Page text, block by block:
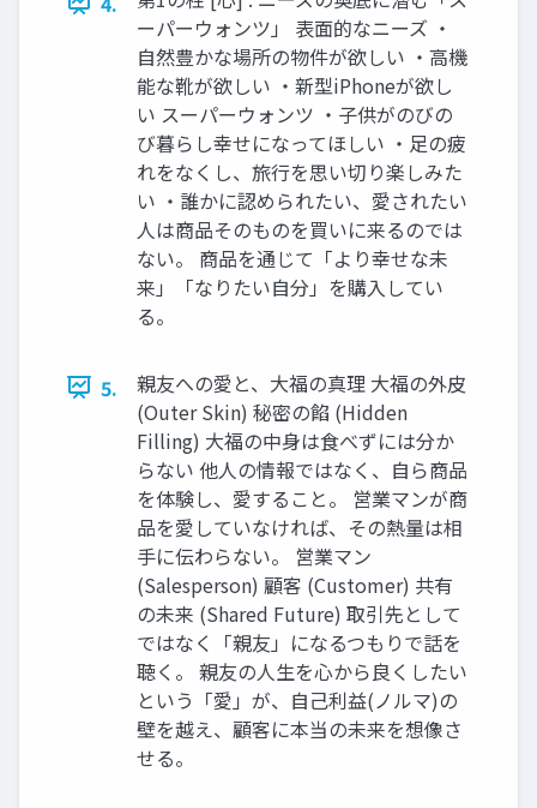
ーパーウォンツ」 表面的なニーズ ・
自然豊かな場所の物件が欲しい ・高機
能な靴が欲しい ・新型iPhoneが欲し
い スーパーウォンツ ・子供がのびの
び暮らし幸せになってほしい ・足の疲
れをなくし、旅行を思い切り楽しみた
い ・誰かに認められたい、愛されたい
人は商品そのものを買いに来るのでは
ない。 商品を通じて「より幸せな未
来」「なりたい自分」を購入してい
る。
5.
親友への愛と、大福の真理 大福の外皮
(Outer Skin) 秘密の餡 (Hidden
Filling) 大福の中身は食べずには分か
らない 他人の情報ではなく、自ら商品
を体験し、愛すること。 営業マンが商
品を愛していなければ、その熱量は相
手に伝わらない。 営業マン
(Salesperson) 顧客 (Customer) 共有
の未来 (Shared Future) 取引先として
ではなく「親友」になるつもりで話を
聴く。 親友の人生を心から良くしたい
という「愛」が、自己利益(ノルマ)の
壁を越え、顧客に本当の未来を想像さ
せる。